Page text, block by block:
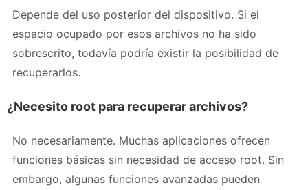
Depende del uso posterior del dispositivo. Si el
espacio ocupado por esos archivos no ha sido
sobrescrito, todavía podría existir la posibilidad de
recuperarlos.
¿Necesito root para recuperar archivos?
No necesariamente. Muchas aplicaciones ofrecen
funciones básicas sin necesidad de acceso root. Sin
embargo, algunas funciones avanzadas pueden